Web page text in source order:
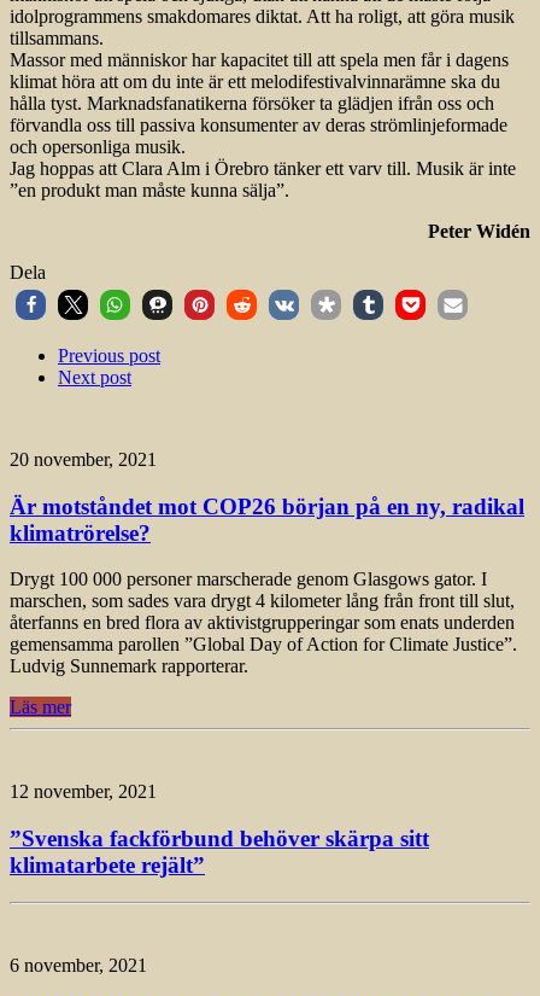
idolprogrammens smakdomares diktat. Att ha roligt, att göra musik
tillsammans.
Massor med människor har kapacitet till att spela men får i dagens
klimat höra att om du inte är ett melodifestivalvinnarämne ska du
hålla tyst. Marknadsfanatikerna försöker ta glädjen ifrån oss och
förvandla oss till passiva konsumenter av deras strömlinjeformade
och opersonliga musik.
Jag hoppas att Clara Alm i Örebro tänker ett varv till. Musik är inte
”en produkt man måste kunna sälja”.
Peter Widén
Dela
Previous post
Next post
20 november, 2021
Är motståndet mot COP26 början på en ny, radikal
klimatrörelse?
Drygt 100 000 personer marscherade genom Glasgows gator. I
marschen, som sades vara drygt 4 kilometer lång från front till slut,
återfanns en bred flora av aktivistgrupperingar som enats underden
gemensamma parollen ”Global Day of Action for Climate Justice”.
Ludvig Sunnemark rapporterar.
Läs mer
12 november, 2021
”Svenska fackförbund behöver skärpa sitt
klimatarbete rejält”
6 november, 2021